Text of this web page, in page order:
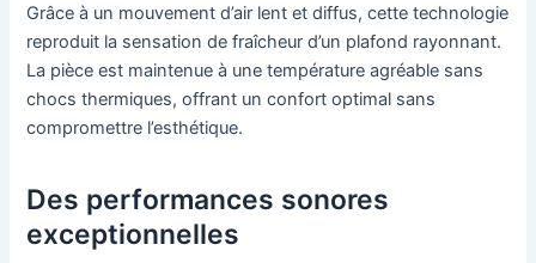
Grâce à un mouvement d’air lent et diffus, cette technologie
reproduit la sensation de fraîcheur d’un plafond rayonnant.
La pièce est maintenue à une température agréable sans
chocs thermiques, offrant un confort optimal sans
compromettre l’esthétique.
Des performances sonores
exceptionnelles